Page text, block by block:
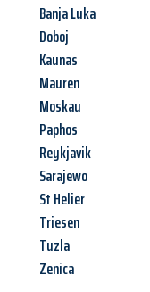
Banja Luka
Doboj
Kaunas
Mauren
Moskau
Paphos
Reykjavik
Sarajewo
St Helier
Triesen
Tuzla
Zenica